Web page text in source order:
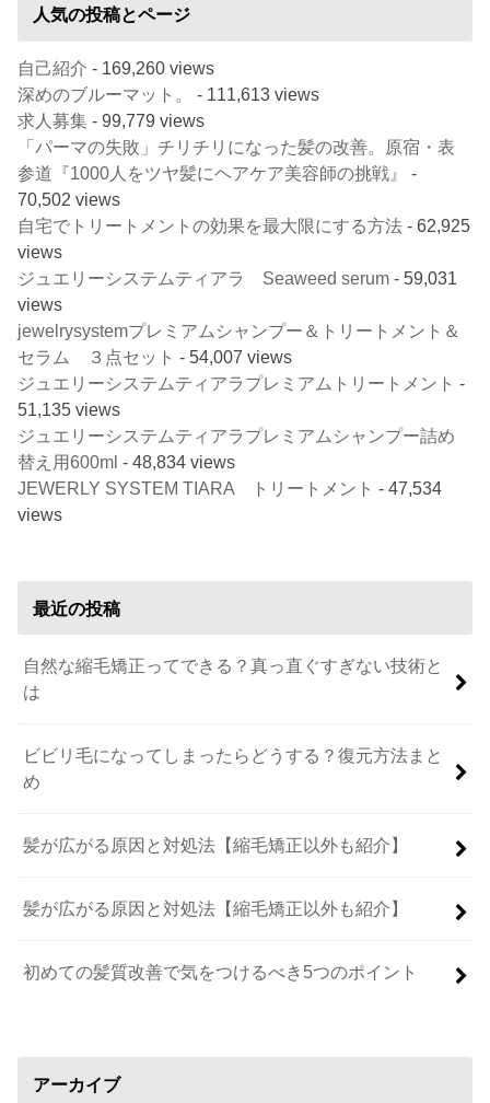
人気の投稿とページ
自己紹介 - 169,260 views
深めのブルーマット。
- 111,613 views
求人募集 - 99,779 views
「パーマの失敗」チリチリになった髪の改善。原宿・表
参道『1000人をツヤ髪にヘアケア美容師の挑戦』
-
70,502 views
自宅でトリートメントの効果を最大限にする方法 - 62,925
views
ジュエリーシステムティアラ Seaweed serum - 59,031
views
jewelrysystemプレミアムシャンプー＆トリートメント＆
セラム ３点セット - 54,007 views
ジュエリーシステムティアラプレミアムトリートメント -
51,135 views
ジュエリーシステムティアラプレミアムシャンプー詰め
替え用600ml - 48,834 views
JEWERLY SYSTEM TIARA トリートメント - 47,534
views
最近の投稿
自然な縮毛矯正ってできる？真っ直ぐすぎない技術と
は
ビビリ毛になってしまったらどうする？復元方法まと
め
髪が広がる原因と対処法【縮毛矯正以外も紹介】
髪が広がる原因と対処法【縮毛矯正以外も紹介】
初めての髪質改善で気をつけるべき5つのポイント
アーカイブ